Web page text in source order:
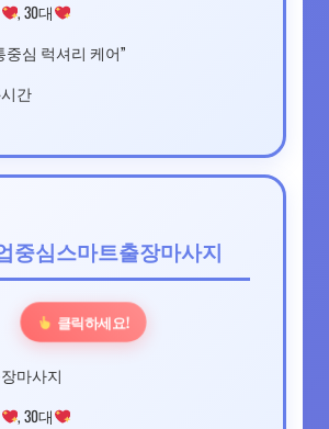
, 30대
중심 럭셔리 케어”
간
중심스마트출장마사지
클릭하세요!
마사지
, 30대